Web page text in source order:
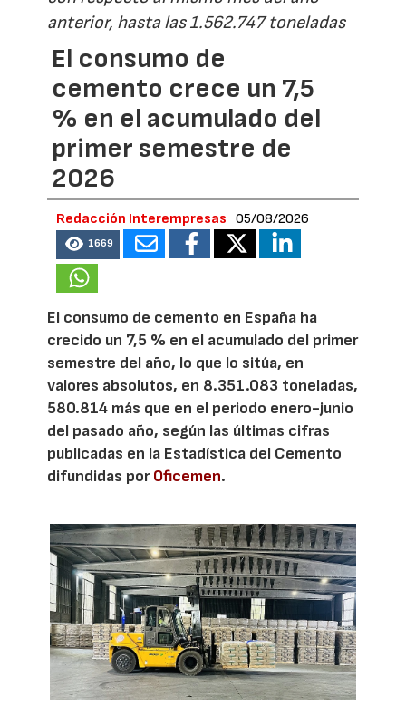
anterior, hasta las 1.562.747 toneladas
El consumo de
cemento crece un 7,5
% en el acumulado del
primer semestre de
2026
Redacción Interempresas 05/08/2026
1669
El consumo de cemento en España ha
crecido un 7,5 % en el acumulado del primer
semestre del año, lo que lo sitúa, en
valores absolutos, en 8.351.083 toneladas,
580.814 más que en el periodo enero-junio
del pasado año, según las últimas cifras
publicadas en la Estadística del Cemento
difundidas porOficemen.